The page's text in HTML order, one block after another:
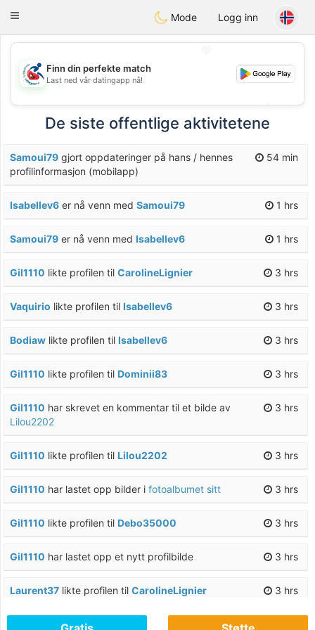
Handi Space
Toggle
Mode Logg inn
💖
💕
💕
Finn din perfekte match
Last ned vår datingapp nå!
De siste offentlige aktivitetene
54 min
Samoui79 gjort oppdateringer på hans / hennes
profilinformasjon (mobilapp)
1 hrs
Isabellev6 er nå venn med Samoui79
1 hrs
Samoui79 er nå venn med Isabellev6
3 hrs
Gil1110 likte profilen til CarolineLignier
3 hrs
Vaquirio likte profilen til Isabellev6
3 hrs
Bodiaw likte profilen til Isabellev6
3 hrs
Gil1110 likte profilen til Dominii83
3 hrs
Gil1110 har skrevet en kommentar til et bilde av
Lilou2202
3 hrs
Gil1110 likte profilen til Lilou2202
3 hrs
Gil1110 har lastet opp bilder i fotoalbumet sitt
3 hrs
Gil1110 likte profilen til Debo35000
3 hrs
Gil1110 har lastet opp et nytt profilbilde
3 hrs
Laurent37 likte profilen til CarolineLignier
likte profilen til